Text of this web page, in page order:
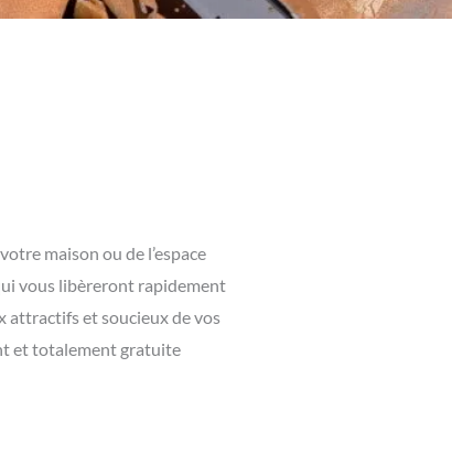
maison ou de l’espace
vous libèreront rapidement
attractifs et soucieux de vos
et totalement gratuite